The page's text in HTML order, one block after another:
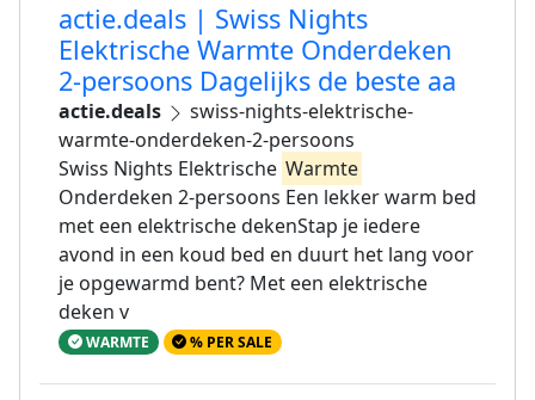
actie.deals | Swiss Nights
Elektrische Warmte Onderdeken
2-persoons Dagelijks de beste aa
actie.deals
swiss-nights-elektrische-
warmte-onderdeken-2-persoons
Swiss Nights Elektrische Warmte
Onderdeken 2-persoons Een lekker warm bed
met een elektrische dekenStap je iedere
avond in een koud bed en duurt het lang voor
je opgewarmd bent? Met een elektrische
deken v
WARMTE % PER SALE